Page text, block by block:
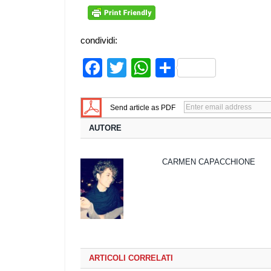
condividi:
Facebook
TwitterWhatsApp
Share
Send article as PDF
AUTORE
CARMEN CAPACCHIONE
ARTICOLI CORRELATI